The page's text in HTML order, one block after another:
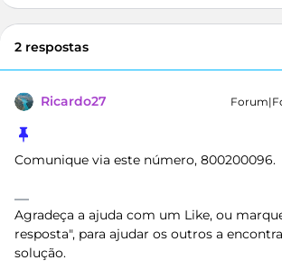
2 respostas
Ricardo27
Comunique via este número, 800200096.
Agradeça a ajuda com um Like, ou
resposta", para ajudar os outros a
solução.